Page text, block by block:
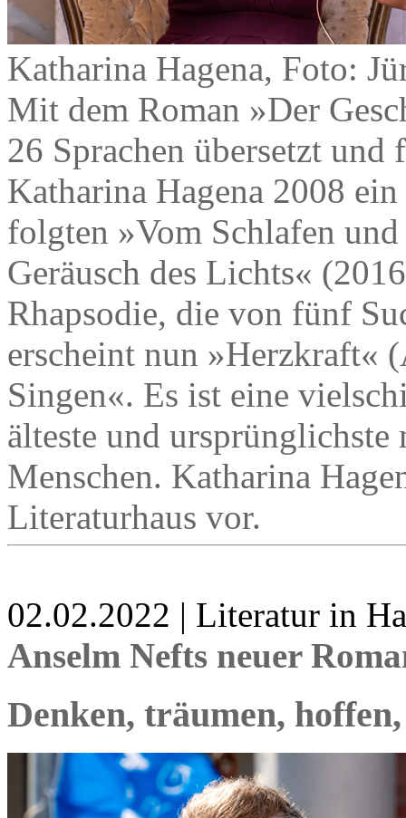
Katharina Hagena, Foto:
Mit dem Roman »Der
26 Sprachen übersetzt
Katharina Hagena 2008
folgten »Vom Schlafen
Geräusch des Lichts«
Rhapsodie, die von fünf
erscheint nun »Herzkraft«
Singen«. Es ist eine
älteste und
Menschen. Katharina
Literaturhaus vor.
02.02.2022 | Literatur in
Anselm Nefts neuer
Denken, träumen,